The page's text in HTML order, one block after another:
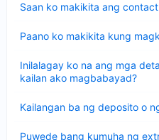
Saan ko makikita ang
ang
Paano ko makikita kung
ang
Inilalagay ko na ang mga
kailan ako magbabayad?
ang
sagot
Kailangan ba ng deposito o
ang
Puwede bang kumuha ng